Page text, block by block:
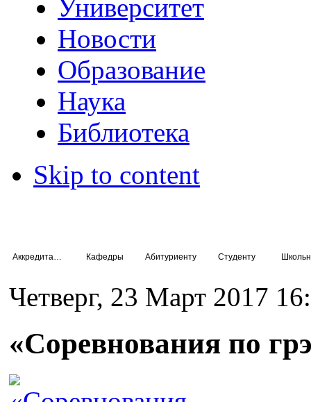
Университет
Новости
Образование
Наука
Библиотека
Skip to content
Кафедры Абитуриенту Студенту
Четверг, 23 Март 2017
«Соревнования по